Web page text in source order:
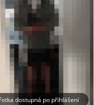
dostupná po přihlášení